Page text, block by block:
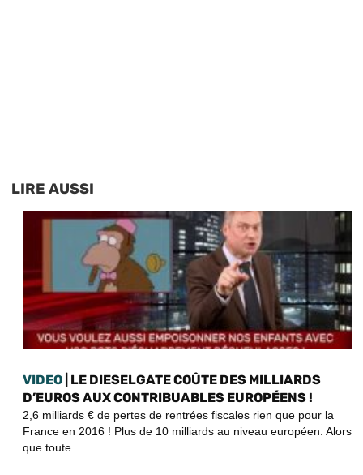
LIRE AUSSI
VIDEO | LE DIESELGATE COÛTE DES MILLIARDS
D’EUROS AUX CONTRIBUABLES EUROPÉENS !
2,6 milliards € de pertes de rentrées fiscales rien que pour la
France en 2016 ! Plus de 10 milliards au niveau européen. Alors
que toute...